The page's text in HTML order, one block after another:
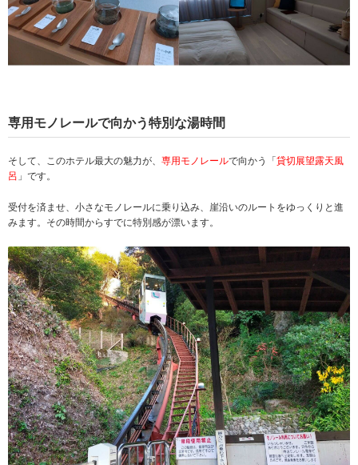
専用モノレールで向かう特別な湯時間
そして、このホテル最大の魅力が、 専用モノレールで向かう「 貸切展望露天風
呂 」です。
受付を済ませ、小さなモノレールに乗り込み、崖沿いのルートをゆっくりと進
みます。その時間からすでに特別感が漂います。